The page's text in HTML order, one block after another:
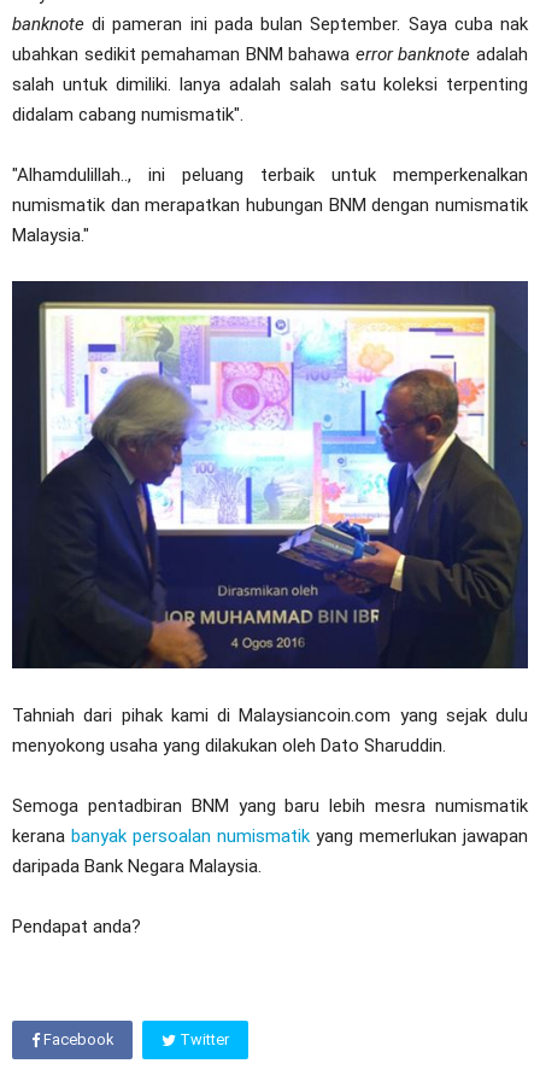
banknote di pameran ini pada bulan September. Saya cuba nak
ubahkan sedikit pemahaman BNM bahawa error banknote adalah
salah untuk dimiliki. Ianya adalah salah satu koleksi terpenting
didalam cabang numismatik".
"Alhamdulillah.., ini peluang terbaik untuk memperkenalkan
numismatik dan merapatkan hubungan BNM dengan numismatik
Malaysia."
Tahniah dari pihak kami di Malaysiancoin.com yang sejak dulu
menyokong usaha yang dilakukan oleh Dato Sharuddin.
Semoga pentadbiran BNM yang baru lebih mesra numismatik
kerana banyak persoalan numismatik yang memerlukan jawapan
daripada Bank Negara Malaysia.
Pendapat anda?
Facebook Twitter